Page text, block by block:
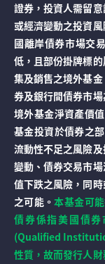
證券，投資人需留
或經濟變動之投資
國離岸債券市場交
低，且部份掛牌標
集及銷售之境外基
券及銀行間債券市
境外基金淨資產價
基金投資於債券之
流動性不足之風險
變動、債券交易市
值下跌之風險，同
之可能。本基金可
債券係指美國債
(Qualified
性質，故而發行人